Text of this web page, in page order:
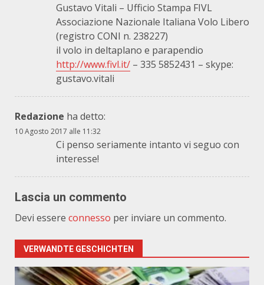
Gustavo Vitali – Ufficio Stampa FIVL
Associazione Nazionale Italiana Volo Libero
(registro CONI n. 238227)
il volo in deltaplano e parapendio
http://www.fivl.it/ – 335 5852431 – skype:
gustavo.vitali
Redazione ha detto:
10 Agosto 2017 alle 11:32
Ci penso seriamente intanto vi seguo con
interesse!
Lascia un commento
Devi essere connesso per inviare un commento.
VERWANDTE GESCHICHTEN